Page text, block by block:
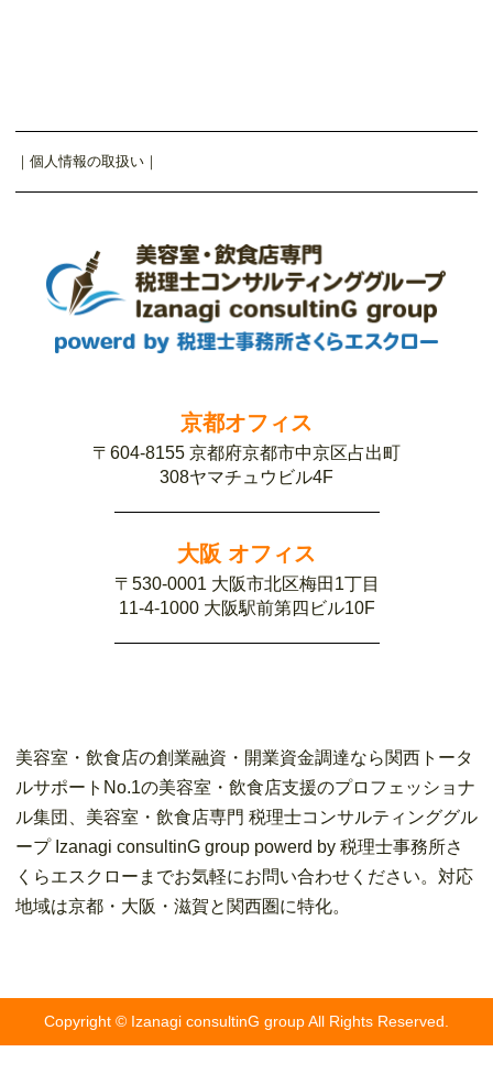
｜ 個人情報の取扱い ｜
京都オフィス
〒604-8155 京都府京都市中京区占出町
308ヤマチュウビル4F
大阪 オフィス
〒530-0001 大阪市北区梅田1丁目
11-4-1000 大阪駅前第四ビル10F
美容室・飲食店の創業融資・開業資金調達なら関西トータ
ルサポートNo.1の美容室・飲食店支援のプロフェッショナ
ル集団、美容室・飲食店専門 税理士コンサルティンググル
ープ Izanagi consultinG group powerd by 税理士事務所さ
くらエスクローまでお気軽にお問い合わせください。対応
地域は京都・大阪・滋賀と関西圏に特化。
Copyright © Izanagi consultinG group All Rights Reserved.